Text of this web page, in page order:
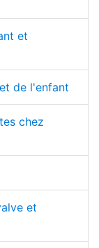
et
de l'enfant
chez
et